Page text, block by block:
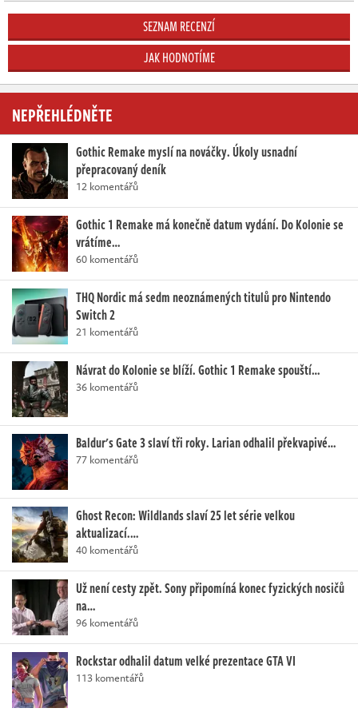
SEZNAM RECENZÍ
JAK HODNOTÍME
NEPŘEHLÉDNĚTE
Gothic Remake myslí na nováčky. Úkoly usnadní
přepracovaný deník
12 komentářů
Gothic 1 Remake má konečně datum vydání. Do Kolonie se
vrátíme…
60 komentářů
THQ Nordic má sedm neoznámených titulů pro Nintendo
Switch 2
21 komentářů
Návrat do Kolonie se blíží. Gothic 1 Remake spouští…
36 komentářů
Baldur's Gate 3 slaví tři roky. Larian odhalil překvapivé…
77 komentářů
Ghost Recon: Wildlands slaví 25 let série velkou
aktualizací.…
40 komentářů
Už není cesty zpět. Sony připomíná konec fyzických nosičů
na…
96 komentářů
Rockstar odhalil datum velké prezentace GTA VI
113 komentářů